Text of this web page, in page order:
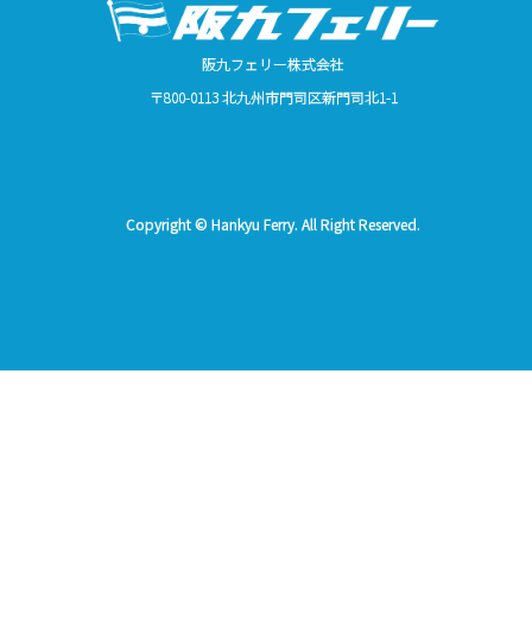
阪九フェリー株式会社
〒800-0113 北九州市門司区新門司北1-1
Copyright © Hankyu Ferry. All Right Reserved.